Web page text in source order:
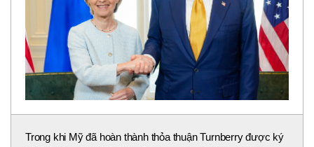
Trong khi Mỹ đã hoàn thành thỏa thuận Turnberry được ký